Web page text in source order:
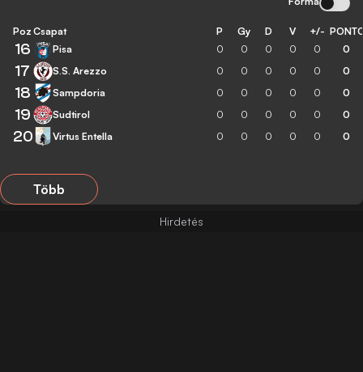
Poz Csapat P Gy D V +/-
16 Pisa 0 0 0 0 0 0
17 S.S. Arezzo 0 0 0 0 0 0
18 Sampdoria 0 0 0 0 0 0
19 Sudtirol 0 0 0 0 0 0
20 Virtus Entella 0 0 0 0 0 0
Több